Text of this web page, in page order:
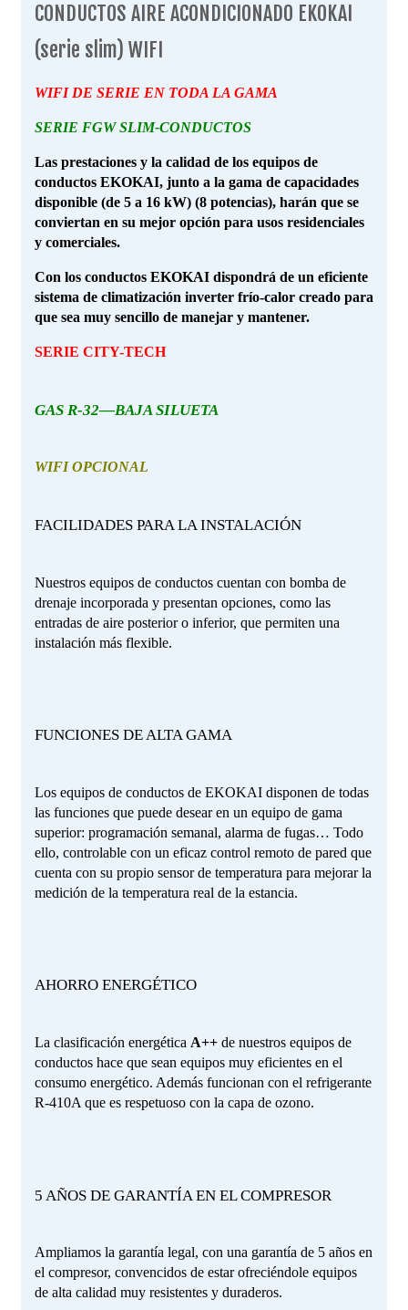
CONDUCTOS AIRE ACONDICIONADO EKOKAI
(serie slim) WIFI
WIFI DE SERIE EN TODA LA GAMA
SERIE FGWSLIM-CONDUCTOS
Las prestaciones y la calidad de los equipos de
conductos EKOKAI, junto a la gama de capacidades
disponible (de 5 a 16 kW) (8 potencias), harán que se
conviertan en su mejor opción para usos residenciales
y comerciales.
Con los conductos EKOKAI dispondrá de un eficiente
sistema de climatización inverter frío-calor creado para
que sea muy sencillo de manejar y mantener.
SERIE CITY-TECH
GAS R-32—BAJA SILUETA
WIFI OPCIONAL
FACILIDADES PARA LA INSTALACIÓN
Nuestros equipos de conductos cuentan con bomba de
drenaje incorporada y presentan opciones, como las
entradas de aire posterior o inferior, que permiten una
instalación más flexible.
FUNCIONES DE ALTA GAMA
Los equipos de conductos de EKOKAI disponen de todas
las funciones que puede desear en un equipo de gama
superior: programación semanal, alarma de fugas… Todo
ello, controlable con un eficaz control remoto de pared que
cuenta con su propio sensor de temperatura para mejorar la
medición de la temperatura real de la estancia.
AHORRO ENERGÉTICO
La clasificación energética A++ de nuestros equipos de
conductos hace que sean equipos muy eficientes en el
consumo energético. Además funcionan con el refrigerante
R-410A que es respetuoso con la capa de ozono.
5 AÑOS DE GARANTÍA EN EL COMPRESOR
Ampliamos la garantía legal, con una garantía de 5 años en
el compresor, convencidos de estar ofreciéndole equipos
de alta calidad muy resistentes y duraderos.